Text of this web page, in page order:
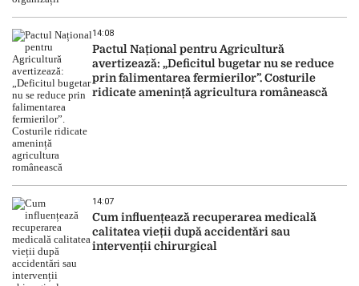
14:08
Pactul Național pentru Agricultură
avertizează: „Deficitul bugetar nu se reduce
prin falimentarea fermierilor”. Costurile
ridicate amenință agricultura românească
14:07
Cum influențează recuperarea medicală
calitatea vieții după accidentări sau
intervenții chirurgical